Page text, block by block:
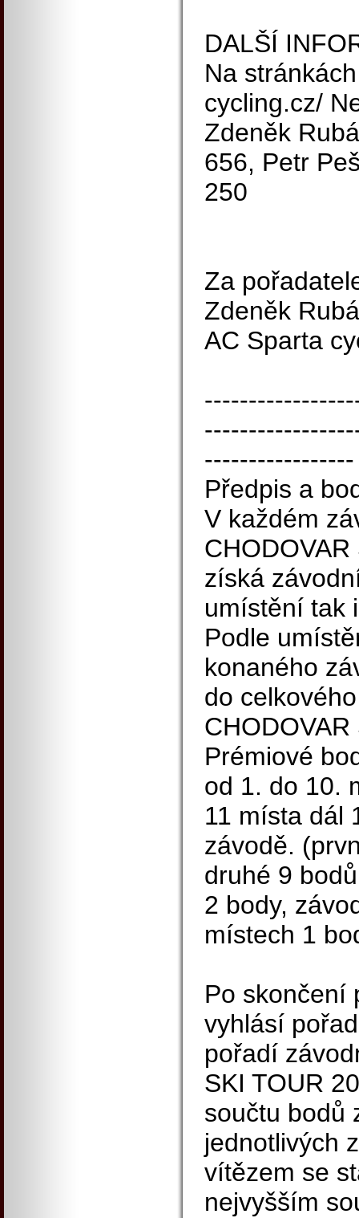
DALŠÍ
Na
cycling.cz/
Zdeněk
656, Petr
250
Za
Zdeněk
AC Sparta
-----------------
Předpis a
V každém
získá
umístění tak
Podle
konaného
do
Prémiové
od 1. do 10.
11 místa dál
závodě.
druhé 9
2 body,
místech 1
Po skončení
vyhlásí
pořadí
SKI TOUR
součtu bodů
jednotlivých
vítězem se
nejvyšším